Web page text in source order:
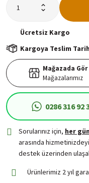
Ücretsiz Kargo
Kargoya Teslim
Mağazada Gör
Mağazalarımız
0286 316 92
Sorularınız için, her gün
arasında
destek üzerinden
Ürünlerimiz 2 yıl